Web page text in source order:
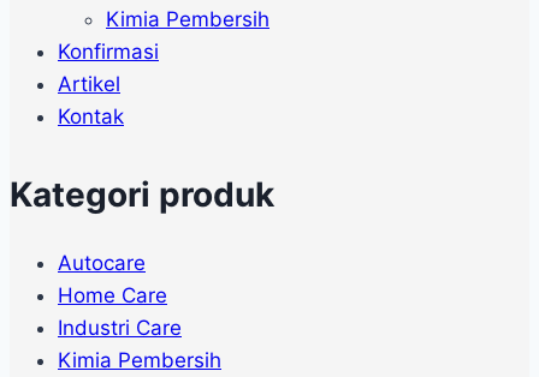
Kimia Pembersih
Konfirmasi
Artikel
Kontak
Kategori produk
Autocare
Home Care
Industri Care
Kimia Pembersih